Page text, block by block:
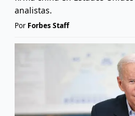
analistas.
Por Forbes Staff